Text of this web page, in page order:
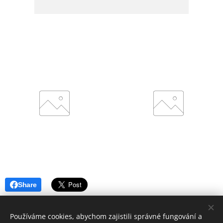
Share
Používáme cookies, abychom zajistili správné fungování a